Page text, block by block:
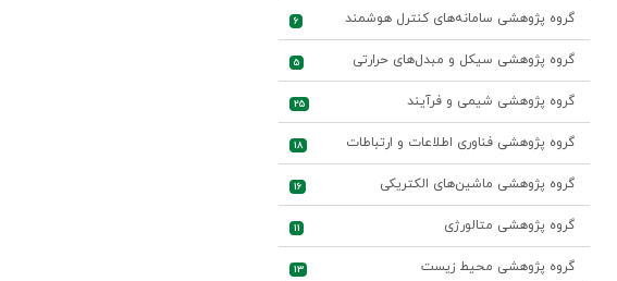
گروه پژوهشی سامانه‌های کنترل هوشمند 6
گروه پژوهشی سیکل و مبدل‌های حرارتی 5
گروه پژوهشی شیمی و فرآیند 25
گروه پژوهشی فناوری اطلاعات و ارتباطات 18
گروه پژوهشی ماشین‌های الکتریکی 16
گروه پژوهشی متالورژی 11
گروه پژوهشی محیط زیست 13